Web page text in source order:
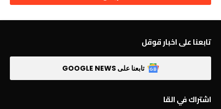
تابعنا على اخبار قوقل
تابعنا على GOOGLE NEWS
اشتراك في القا